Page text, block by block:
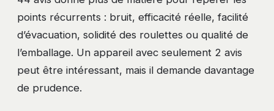
points récurrents : bruit, efficacité réelle, facilité
d’évacuation, solidité des roulettes ou qualité de
l’emballage. Un appareil avec seulement 2 avis
peut être intéressant, mais il demande davantage
de prudence.